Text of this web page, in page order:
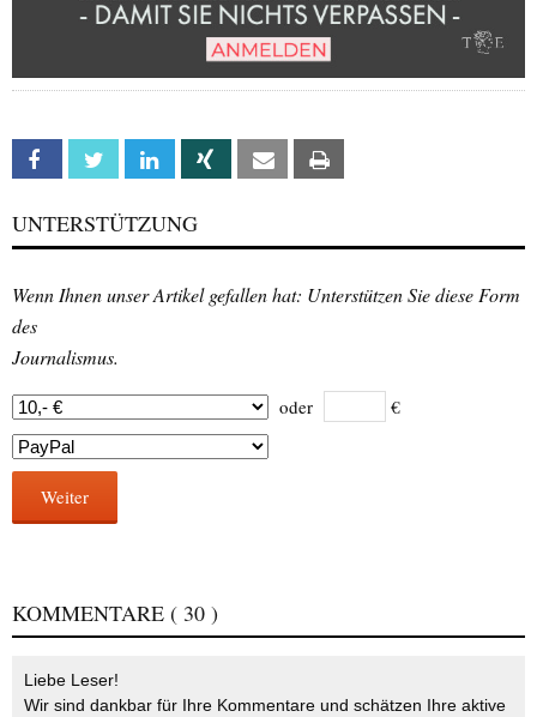
Facebook Twitter Linkedin Xing Email
UNTERSTÜTZUNG
Wenn Ihnen unser Artikel gefallen hat: Unterstützen Sie diese Form
des
Journalismus.
oder €
Weiter
KOMMENTARE ( 30 )
Liebe Leser!
Wir sind dankbar für Ihre Kommentare und schätzen Ihre aktive